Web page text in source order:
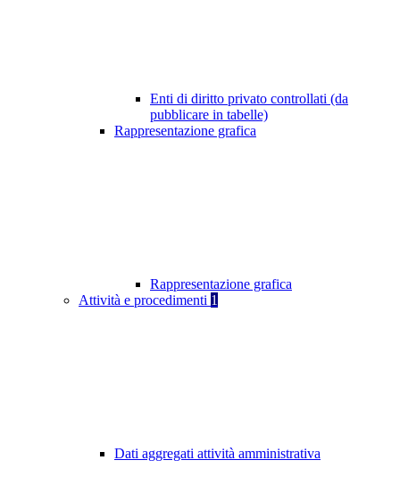
Enti di diritto privato controllati (da
pubblicare in tabelle)
Rappresentazione grafica
Rappresentazione grafica
Attività e procedimenti 1
Dati aggregati attività amministrativa